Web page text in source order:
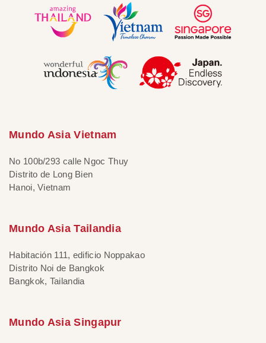
Mundo Asia Vietnam
No 100b/293 calle Ngoc Thuy
Distrito de Long Bien
Hanoi, Vietnam
Mundo Asia Tailandia
Habitación 111, edificio Noppakao
Distrito Noi de Bangkok
Bangkok, Tailandia
Mundo Asia Singapur